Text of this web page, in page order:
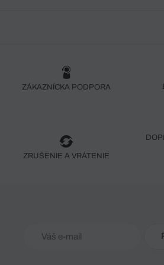
ZÁKAZNÍCKA PODPORA
ZRUŠENIE A VRÁTENIE